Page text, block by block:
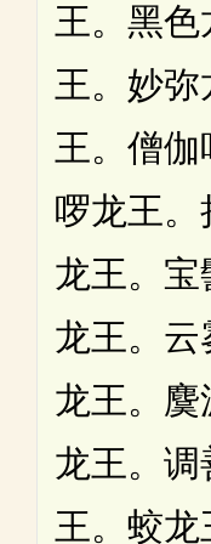
王。黑
王。妙
王。僧
啰龙王。
龙王。
龙王。云
龙王。
龙王。
王。蛟龙